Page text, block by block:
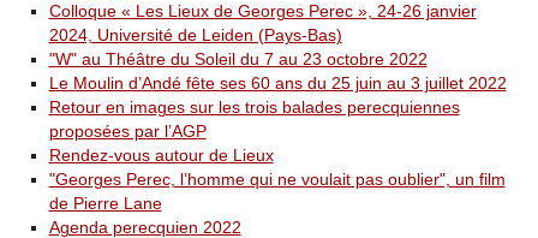
Colloque « Les Lieux de Georges Perec », 24-26 janvier
2024, Université de Leiden (Pays-Bas)
"W" au Théâtre du Soleil du 7 au 23 octobre 2022
Le Moulin d’Andé fête ses 60 ans du 25 juin au 3 juillet 2022
Retour en images sur les trois balades perecquiennes
proposées par l’AGP
Rendez-vous autour de Lieux
"Georges Perec, l’homme qui ne voulait pas oublier", un film
de Pierre Lane
Agenda perecquien 2022